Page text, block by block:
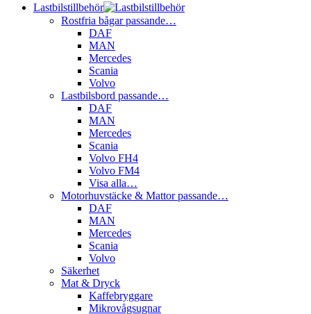
Lastbilstillbehör
Rostfria bågar passande…
DAF
MAN
Mercedes
Scania
Volvo
Lastbilsbord passande…
DAF
MAN
Mercedes
Scania
Volvo FH4
Volvo FM4
Visa alla…
Motorhuvstäcke & Mattor passande…
DAF
MAN
Mercedes
Scania
Volvo
Säkerhet
Mat & Dryck
Kaffebryggare
Mikrovågsugnar